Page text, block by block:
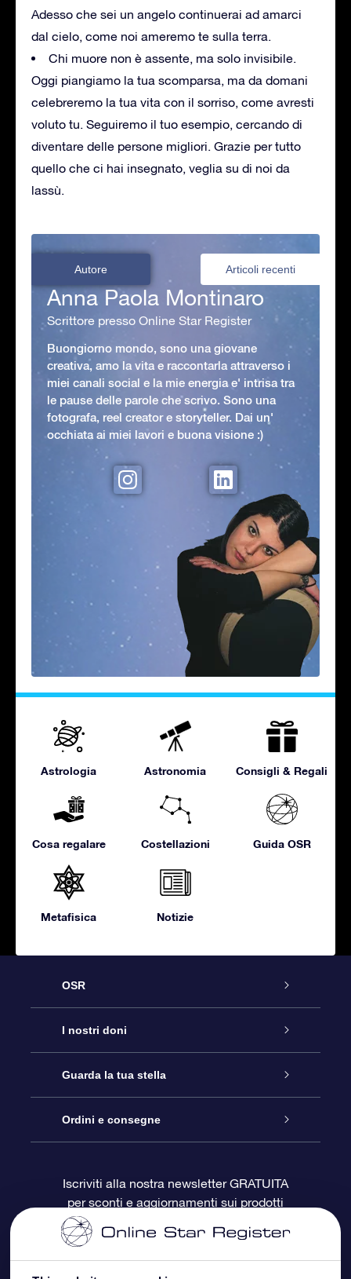
Adesso che sei un angelo continuerai ad amarci
dal cielo, come noi ameremo te sulla terra.
Chi muore non è assente, ma solo invisibile.
Oggi piangiamo la tua scomparsa, ma da domani
celebreremo la tua vita con il sorriso, come avresti
voluto tu. Seguiremo il tuo esempio, cercando di
diventare delle persone migliori. Grazie per tutto
quello che ci hai insegnato, veglia su di noi da
lassù.
Autore Articoli recenti
Anna Paola Montinaro
Scrittore presso Online Star Register
Buongiorno mondo, sono una giovane
creativa, amo la vita e raccontarla attraverso i
miei canali social e la mie energia e' intrisa tra
le pause delle parole che scrivo. Sono una
fotografa, reel creator e storyteller. Dai un'
occhiata ai miei lavori e buona visione :)
Astrologia Astronomia Consigli & Regali
Cosa regalare Costellazioni Guida OSR
Metafisica Notizie
OSR
Assistenza
Contattaci
Blog
OSR Recensioni
I nostri doni
Online Star Gift
Pacchetto regalo OSR
Gift Card OSR
Doni aziendali
Guarda la tua stella
Registro stellare
Star Page personalizzata
One Million Stars
Ordini e consegne
Informazioni di Pagamento
Iscriviti alla nostra newsletter GRATUITA
per sconti e aggiornamenti sui prodotti